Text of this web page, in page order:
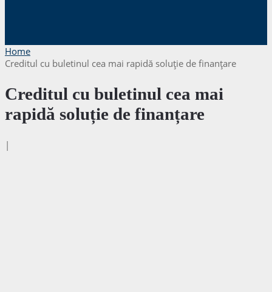
Home
Creditul cu buletinul cea mai rapidă soluție de finanțare
Creditul cu buletinul cea mai
rapidă soluție de finanțare
|